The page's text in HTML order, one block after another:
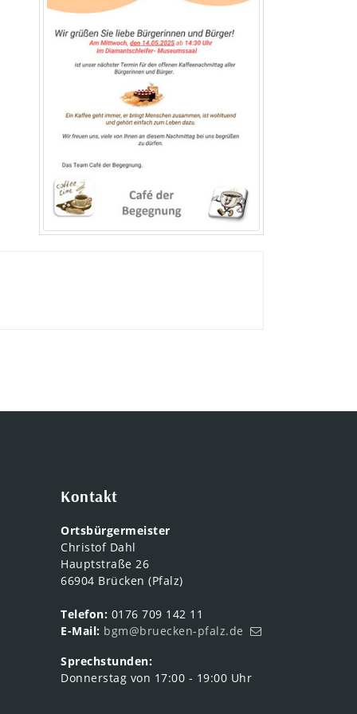
Kontakt
Ortsbürgermeister
Christof Dahl
Hauptstraße 26
66904 Brücken (Pfalz)
Telefon: 0176 709 142 11
E-Mail: bgm@bruecken-pfalz.de
Sprechstunden:
Donnerstag von 17:00 - 19:00 Uhr